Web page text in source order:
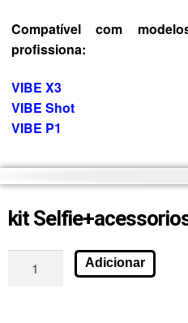
Compatível com
profissiona:
VIBE X3
VIBE Shot
VIBE P1
kit
Adicionar